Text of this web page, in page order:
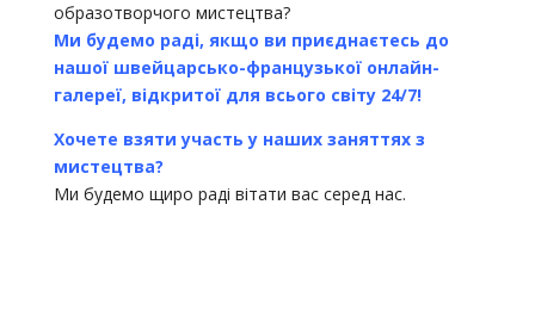
образотворчого мистецтва?
Ми будемо раді, якщо ви приєднаєтесь до
нашої швейцарсько-французької онлайн-
галереї, відкритої для всього світу 24/7!
Хочете взяти участь у наших заняттях з
мистецтва?
Ми будемо щиро раді вітати вас серед нас.